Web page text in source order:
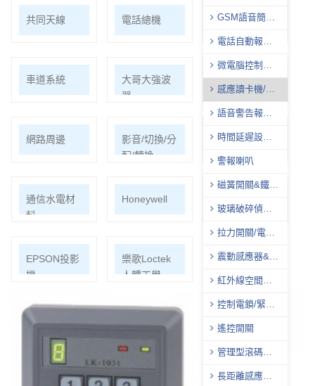
GSM語音簡訊
電話自動報警
微電腦控制主
機
感應讀卡機/數
字密碼開關
語音警告報知
時間延遲設定
警報喇叭
磁簧開關&鐵捲
玻璃破碎偵測
拉力開關/電源
震動感應器&電
紅外線空間偵
控制電鎖/緊急
遙控開關
管理型滾碼遙
長距離感應自
共同天線 電話總機 廣播音響
車道系統
大哥大強波
器
中央監控
網路周邊
影音/切換/分
配/轉換
機櫃
通信水電材
料
Honeywell
光合電子樹
EPSON投影
機
樂歌Loctek
人體工學